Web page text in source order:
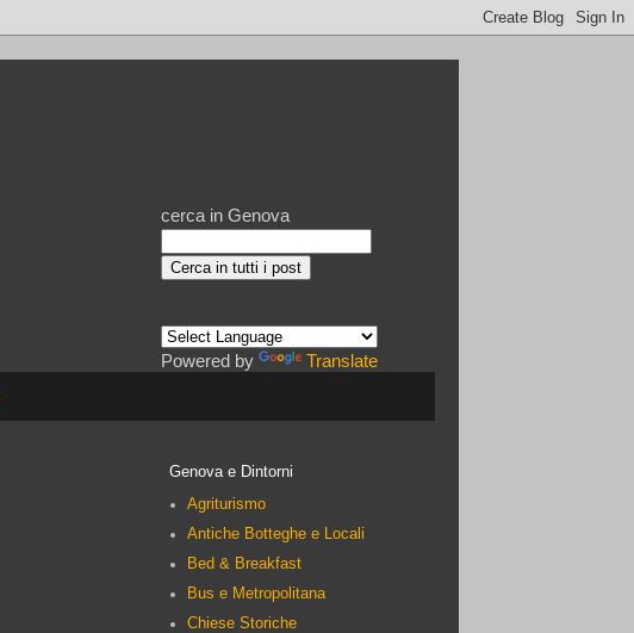
cerca in Genova
Powered by Translate
Genova e Dintorni
Agriturismo
Antiche Botteghe e Locali
Bed & Breakfast
Bus e Metropolitana
Chiese Storiche